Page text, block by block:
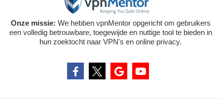
Onze missie: We hebben vpnMentor opgericht om gebruikers
een volledig betrouwbare, toegewijde en nuttige tool te bieden in
hun zoektocht naar VPN's en online privacy.